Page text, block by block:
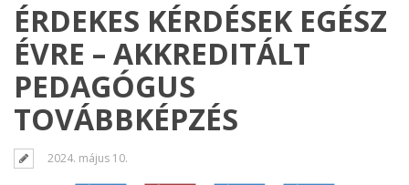
ÉRDEKES KÉRDÉSEK EGÉSZ
ÉVRE – AKKREDITÁLT
PEDAGÓGUS
TOVÁBBKÉPZÉS
2024. május 10.